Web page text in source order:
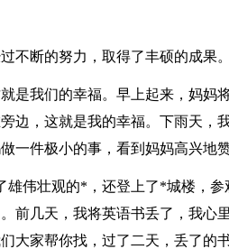
不断的努力，取得了丰硕的成果。
是我们的幸福。早上起来，妈妈
边，这就是我的幸福。下雨天，
一件极小的事，看到妈妈高兴
雄伟壮观的*，还登上了*城楼，参
几天，我将英语书丢了，我心
大家帮你找，过了二天，丢了的